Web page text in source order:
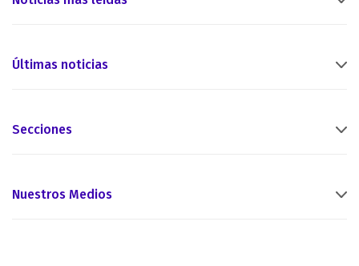
Últimas noticias
Secciones
Nuestros Medios